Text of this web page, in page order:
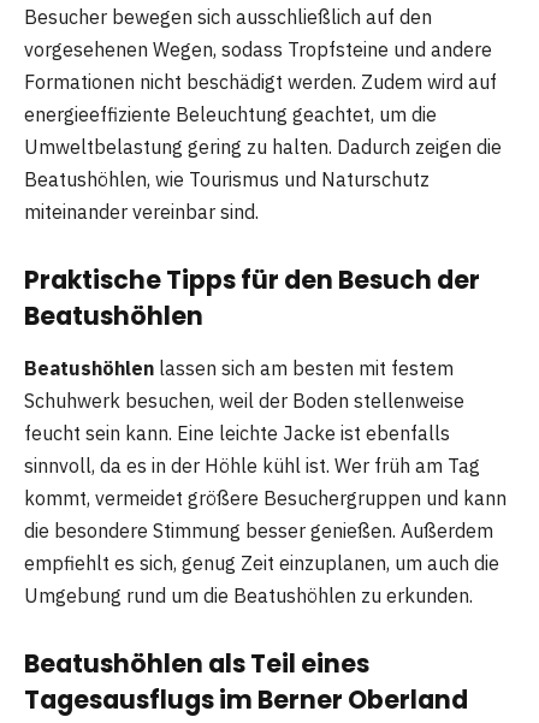
Besucher bewegen sich ausschließlich auf den
vorgesehenen Wegen, sodass Tropfsteine und andere
Formationen nicht beschädigt werden. Zudem wird auf
energieeffiziente Beleuchtung geachtet, um die
Umweltbelastung gering zu halten. Dadurch zeigen die
Beatushöhlen, wie Tourismus und Naturschutz
miteinander vereinbar sind.
Praktische Tipps für den Besuch der
Beatushöhlen
Beatushöhlen lassen sich am besten mit festem
Schuhwerk besuchen, weil der Boden stellenweise
feucht sein kann. Eine leichte Jacke ist ebenfalls
sinnvoll, da es in der Höhle kühl ist. Wer früh am Tag
kommt, vermeidet größere Besuchergruppen und kann
die besondere Stimmung besser genießen. Außerdem
empfiehlt es sich, genug Zeit einzuplanen, um auch die
Umgebung rund um die Beatushöhlen zu erkunden.
Beatushöhlen als Teil eines
Tagesausflugs im Berner Oberland